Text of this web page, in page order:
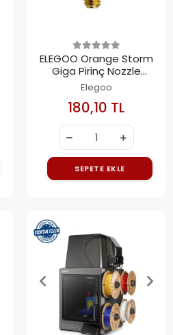
ELEGOO Orange Storm
Giga Pirinç Nozzle
0.6mm
Elegoo
180,10 TL
SEPETE EKLE